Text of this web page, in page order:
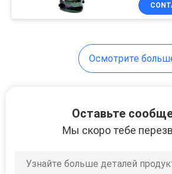
станции
Осмотрите
Оставьте
Мы скоро тебе